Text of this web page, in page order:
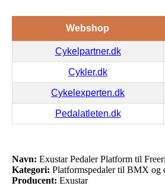
Webshop
Cykelpartner.dk
Cykler.dk
Cykelexperten.dk
Pedalatleten.dk
Navn: Exustar Pedaler Platform til
Kategori: Platformspedaler til BMX og
Producent: Exustar